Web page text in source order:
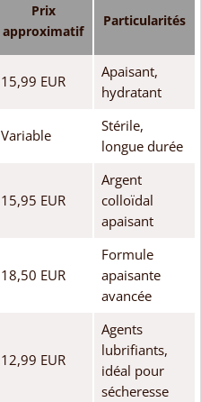
Prix
approximatif
Particularités
15,99 EUR
Apaisant,
hydratant
Variable
Stérile,
longue durée
15,95 EUR
Argent
colloïdal
apaisant
18,50 EUR
Formule
apaisante
avancée
12,99 EUR
Agents
lubrifiants,
idéal pour
sécheresse